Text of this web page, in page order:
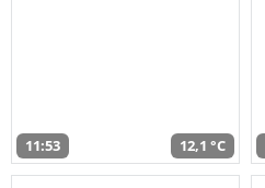
11:53 12,1 °C